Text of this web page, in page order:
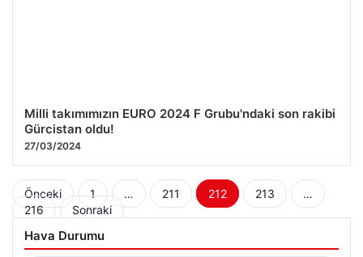
Milli takımımızın EURO 2024 F Grubu'ndaki son rakibi
Gürcistan oldu!
27/03/2024
Yazı
sayfalaması
Önceki 1 … 211 212 213
…
216
Sonraki
Hava Durumu